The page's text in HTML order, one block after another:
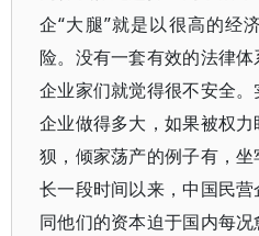
企“大腿”就是以很高的经
险。没有一套有效的法律
企业家们就觉得很不安全
企业做得多大，如果被权
狈，倾家荡产的例子有，
长一段时间以来，中国民
同他们的资本迫于国内每